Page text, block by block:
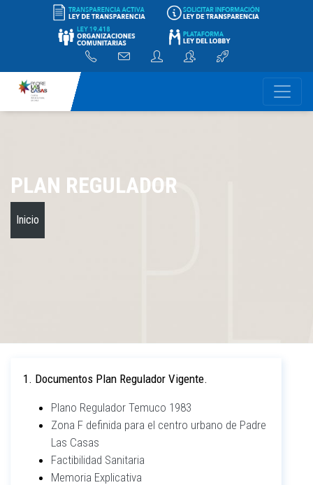
PLAN REGULADOR
Inicio
1. Documentos Plan Regulador Vigente.
Plano Regulador Temuco 1983
Zona F definida para el centro urbano de Padre
Las Casas
Factibilidad Sanitaria
Memoria Explicativa